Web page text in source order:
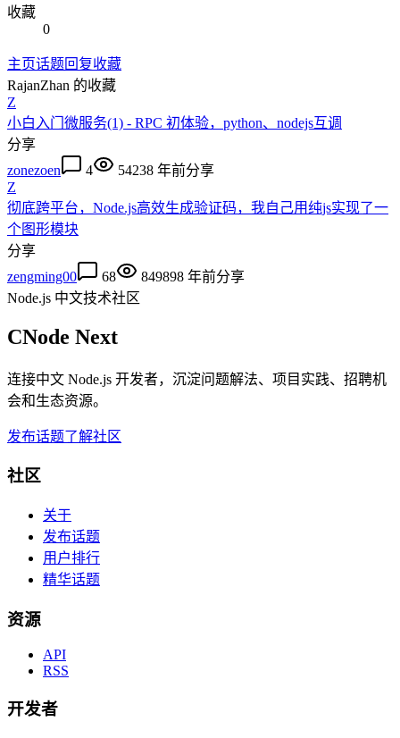
收藏
0
主页话题回复收藏
RajanZhan 的收藏
Z
小白入门微服务(1) - RPC 初体验，python、nodejs互调
分享
zonezoen
4 54238 年前分享
Z
彻底跨平台，Node.js高效生成验证码，我自己用纯js实现了一
个图形模块
分享
zengming00
68 849898 年前分享
Node.js 中文技术社区
CNode Next
连接中文 Node.js 开发者，沉淀问题解法、项目实践、招聘机
会和生态资源。
发布话题了解社区
社区
关于
发布话题
用户排行
精华话题
资源
API
RSS
开发者